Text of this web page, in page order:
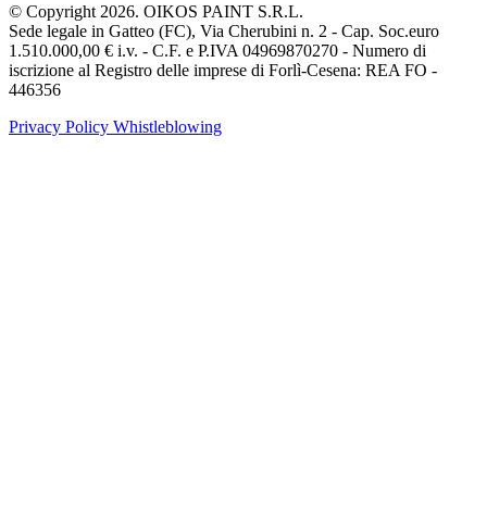
© Copyright 2026. OIKOS PAINT S.R.L.
Sede legale in Gatteo (FC), Via Cherubini n. 2 - Cap. Soc.euro
1.510.000,00 € i.v. - C.F. e P.IVA 04969870270 - Numero di
iscrizione al Registro delle imprese di Forlì-Cesena: REA FO -
446356
Privacy Policy Whistleblowing